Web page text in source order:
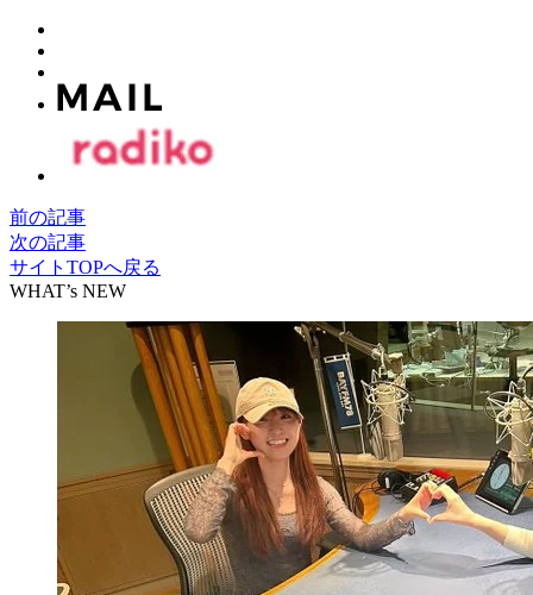
前の記事
次の記事
サイトTOPへ戻る
WHAT’s NEW